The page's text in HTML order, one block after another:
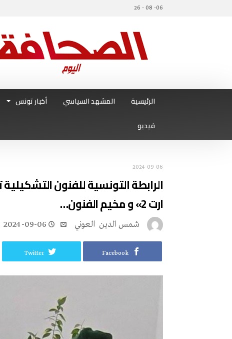
06- 08 - 26
الرئيسية المشهد السياسي أخبار تونس
فيديو
2024-09-06
الرابطة التونسية للفنون
ارت 2» و مخيم الفنون…
شمس‭ ‬الدين‭ ‬ العوني‭ ‬ 2024-09-06
Facebook
Twitter